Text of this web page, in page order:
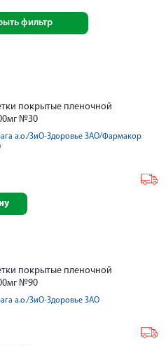
фильтр
покрытые пленочной
№30
а.о./ЗиО-Здоровье ЗАО/Фармакор
покрытые пленочной
№90
а.о./ЗиО-Здоровье ЗАО